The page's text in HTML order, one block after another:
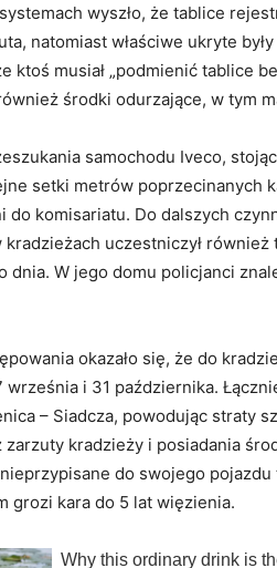
wyszło, że tablice
natomiast właściwe ukryte
ktoś musiał „podmienić tablice
środki odurzające, w tym
samochodu Iveco,
setki metrów poprzecinanych
do komisariatu. Do dalszych
kradzieżach uczestniczył
dnia. W jego domu policjanci
okazało się, że do
września i 31 października.
– Siadcza, powodując straty
zarzuty kradzieży i posiadania
do swojego
grozi kara do 5 lat więzienia.